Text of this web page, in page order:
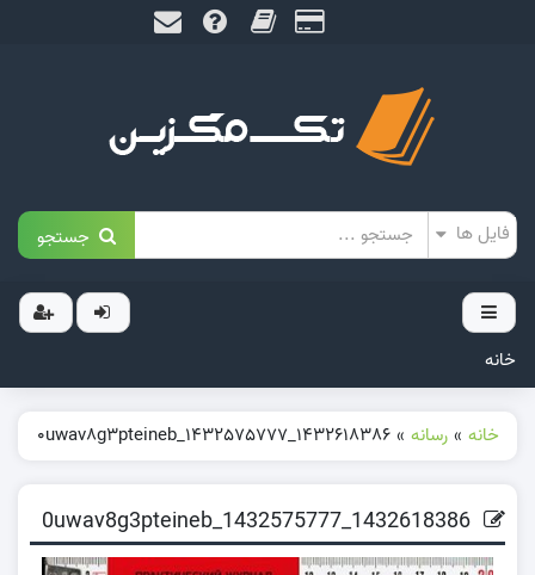
جستجو
خانه
خانه » رسانه »
1432618386_1432575777_0uwav8g3pteineb